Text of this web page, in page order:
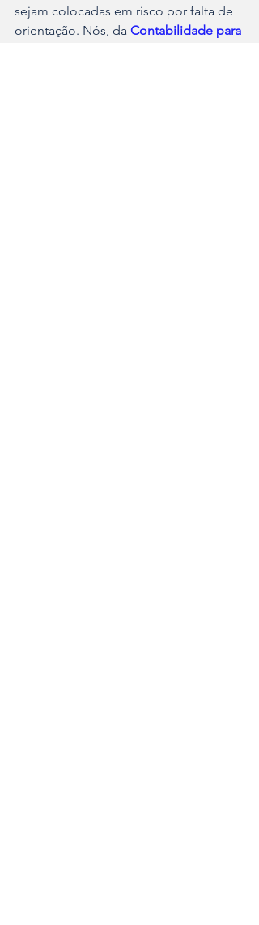
sejam colocadas em risco por falta de
orientação. Nós, da Contabilidade para